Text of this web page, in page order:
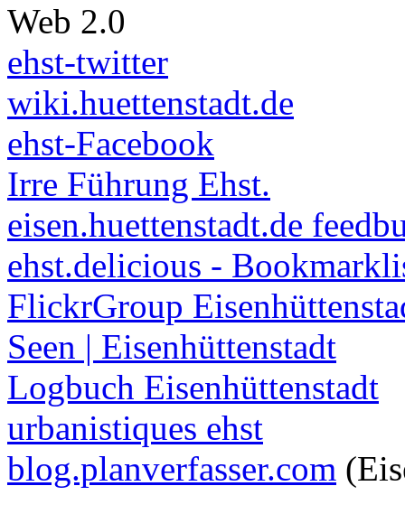
Web 2.0
ehst-twitter
wiki.huettenstadt.de
ehst-Facebook
Irre Führung Ehst.
eisen.huettenstadt.de
ehst.delicious -
FlickrGroup
Seen | Eisenhüttenstadt
Logbuch Eisenhüttenstadt
urbanistiques ehst
blog.planverfasser.com